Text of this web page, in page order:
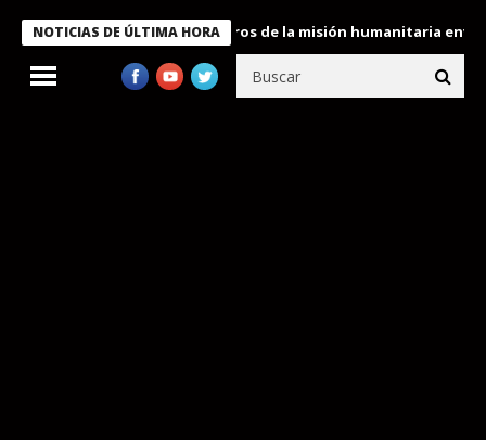
NOTICIAS DE ÚLTIMA HORA
condecora a miembros de la misión humanitaria enviada a